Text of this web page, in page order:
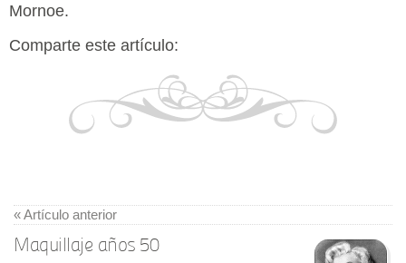
Mornoe.
Comparte este artículo:
« Artículo anterior
Maquillaje años 50